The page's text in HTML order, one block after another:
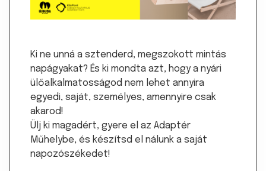
Ki ne unná a sztenderd, megszokott mintás
napágyakat? És ki mondta azt, hogy a nyári
ülőalkalmatosságod nem lehet annyira
egyedi, saját, személyes, amennyire csak
akarod!
Ülj ki magadért, gyere el az Adaptér
Műhelybe, és készítsd el nálunk a saját
napozószékedet!